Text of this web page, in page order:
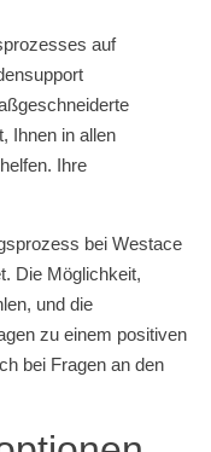
auf
Ihnen in allen
Ihre
bei Westace
Die Möglichkeit,
und die
zu einem positiven
bei Fragen an den